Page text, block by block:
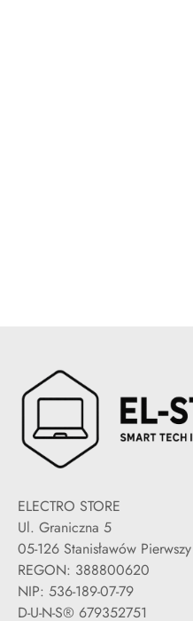
ELECTRO STORE
Ul. Graniczna 5
05-126 Stanisławów Pierwszy
REGON: 388800620
NIP: 536-189-07-79
D-U-N-S® 679352751